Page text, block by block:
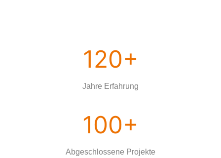
120+
Jahre Erfahrung
100+
Abgeschlossene Projekte